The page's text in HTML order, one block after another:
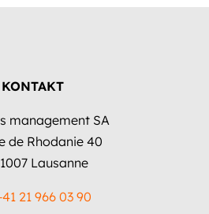
KONTAKT
management SA
de Rhodanie 40
Lausanne
21 966 03 90